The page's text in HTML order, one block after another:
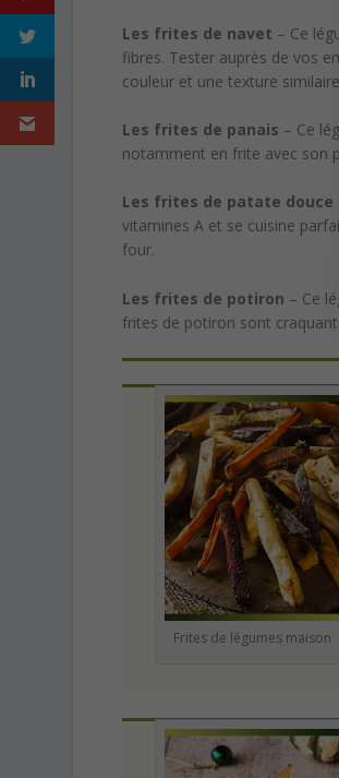
Les frites de navet – Ce
fibres. Tester auprès de vos
couleur et une texture
Les frites de panais – Ce
notamment en frite avec son
Les frites de patate douce
vitamines A et se cuisine
four.
Les frites de potiron – Ce
frites de potiron sont
Frites de légumes maison